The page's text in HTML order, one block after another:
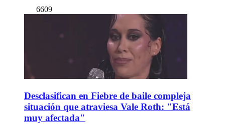
6609
Desclasifican en Fiebre de baile compleja
situación que atraviesa Vale Roth: "Está
muy afectada"